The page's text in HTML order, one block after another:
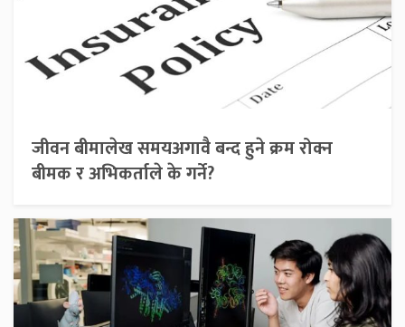
जीवन बीमालेख समयअगावै बन्द हुने क्रम रोक्न
बीमक र अभिकर्ताले के गर्ने?